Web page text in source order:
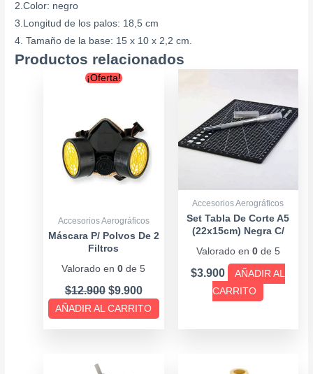
2.Color: negro
3.Longitud de los palos: 18,5 cm
4. Tamaño de la base: 15 x 10 x 2,2 cm.
Productos relacionados
¡Oferta!
Accesorios Aerográficos
Máscara P/ Polvos De 2
Filtros
Valorado en0 de 5
$12.900
Original
$12.900.
$9.900
AÑADIR AL CARRITO
Accesorios Aerográficos
Set Tabla De Corte A5
(22x15cm) Negra C/
Valorado en 0de 5
$3.900
AÑADIR AL
CARRITO